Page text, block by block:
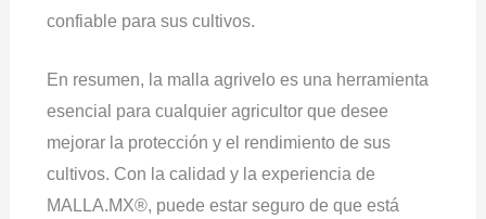
confiable para sus cultivos.
En resumen, la malla agrivelo es una herramienta
esencial para cualquier agricultor que desee
mejorar la protección y el rendimiento de sus
cultivos. Con la calidad y la experiencia de
MALLA.MX®, puede estar seguro de que está